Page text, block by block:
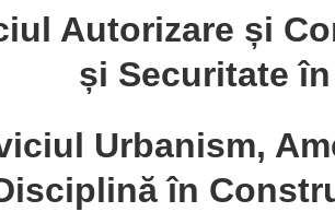
Autorizare și
și Securitate
Urbanism,
în